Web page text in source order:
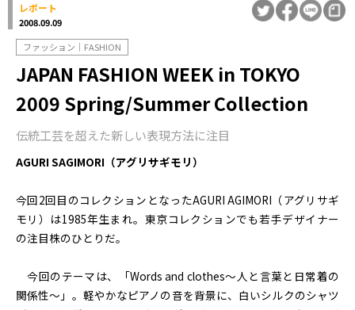
レポート
2008.09.09
ファッション｜FASHION
JAPAN FASHION WEEK in TOKYO
2009 Spring/Summer Collection
伝統工芸を超えた新しい表現方法に注目
AGURI SAGIMORI（アグリサギモリ）
今回2回目のコレクションとなったAGURI AGIMORI（アグリサギ
モリ）は1985年生まれ。東京コレクションでも若手デザイナー
の注目株のひとりだ。
今回のテーマは、「Words and clothes〜人と言葉と日常着の
関係性〜」。軽やかなピアノの音を背景に、白いシルクのシャツ